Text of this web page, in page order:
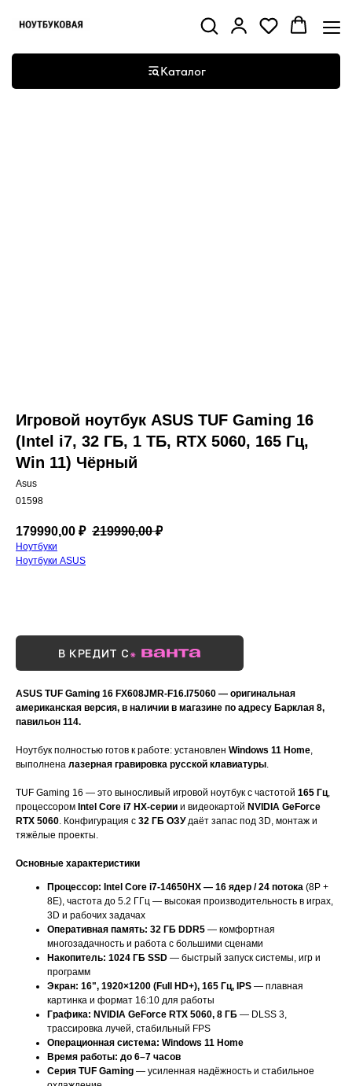
Каталог
Игровой ноутбук ASUS TUF Gaming 16
(Intel i7, 32 ГБ, 1 ТБ, RTX 5060, 165 Гц,
Win 11) Чёрный
Asus
01598
179990,00 ₽ 219990,00 ₽
Ноутбуки
Ноутбуки ASUS
В КРЕДИТ С
ASUS TUF Gaming 16 FX608JMR-F16.I75060 — оригинальная
американская версия, в наличии в магазине по адресу Барклая 8,
павильон 114.
Ноутбук полностью готов к работе: установлен Windows 11 Home,
выполнена лазерная гравировка русской клавиатуры.
TUF Gaming 16 — это выносливый игровой ноутбук с частотой 165 Гц,
процессором Intel Core i7 HX-серии и видеокартой NVIDIA GeForce
RTX 5060. Конфигурация с 32 ГБ ОЗУдаёт запас под 3D, монтаж и
тяжёлые проекты.
Основные характеристики
Процессор: Intel Core i7-14650HX — 16 ядер / 24 потока (8P +
8E), частота до 5.2 ГГц — высокая производительность в играх,
3D и рабочих задачах
Оперативная память: 32 ГБ DDR5 — комфортная
многозадачность и работа с большими сценами
Накопитель: 1024 ГБ SSD — быстрый запуск системы, игр и
программ
Экран: 16", 1920×1200 (Full HD+), 165 Гц, IPS — плавная
картинка и формат 16:10 для работы
Графика: NVIDIA GeForce RTX 5060, 8 ГБ — DLSS 3,
трассировка лучей, стабильный FPS
Операционная система: Windows 11 Home
Время работы: до 6–7 часов
Серия TUF Gaming — усиленная надёжность и стабильное